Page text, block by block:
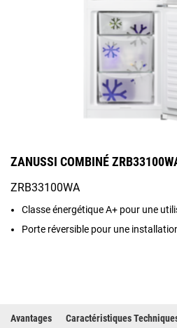
ZANUSSI COMBINÉ
ZRB33100WA
Classe énergétique A+ pour une
Porte réversible pour une
Avantages Caractéristiques